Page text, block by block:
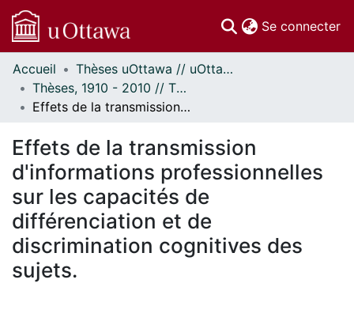
Se connecter
Communautés
et collections
Parcourir
À propos
Accueil
Thèses uOttawa // uOttawa Theses
Thèses, 1910 - 2010 // Theses, 1910 - 2010
Effets de la transmission d'informations professionnelles sur les capacités de différenciation et de discrimination cognitives des sujets.
Effets de la transmission
d'informations professionnelles
sur les capacités de
différenciation et de
discrimination cognitives des
sujets.